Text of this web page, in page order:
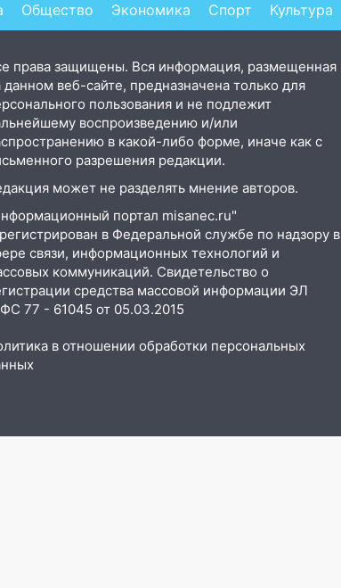
Общество Экономика Спорт Культура
права защищены. Вся информация, размещенная
данном веб-сайте, предназначена только для
пользования и не подлежит
воспроизведению и/или
в какой-либо форме, иначе как с
разрешения редакции.
может не разделять мнение авторов.
портал misanec.ru"
в Федеральной службе по надзору в
связи, информационных технологий и
коммуникаций. Свидетельство о
средства массовой информации ЭЛ
77 - 61045 от 05.03.2015
в отношении обработки персональных